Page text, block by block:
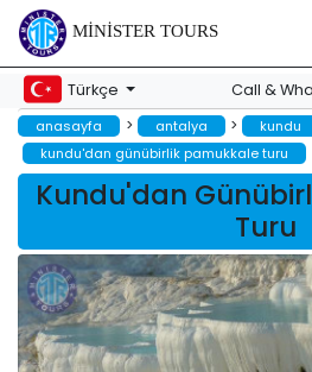
MINISTER TOURS
Türkçe Call &
anasayfa > antalya > kundu
kundu'dan günübirlik pamukkale turu
Kundu'dan
Turu